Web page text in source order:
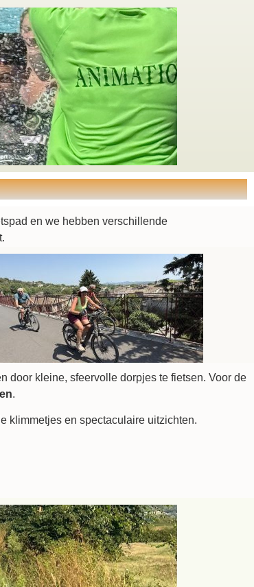
en we hebben verschillende
door kleine, sfeervolle dorpjes te fietsen. Voor de
.
klimmetjes en spectaculaire uitzichten.